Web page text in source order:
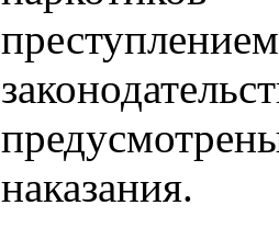
наказания.